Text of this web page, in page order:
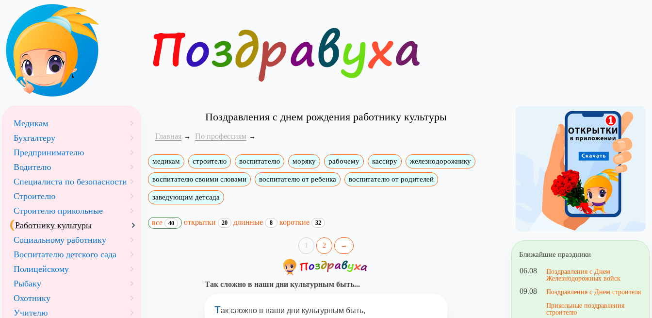
Поздравления с днем рождения работнику культуры
Главная По профессиям
медикам строителю воспитателю моряку рабочему кассиру железнодорожнику
воспитателю своими словами воспитателю от ребенка воспитателю от родителей
заведующим детсада
все 40 открытки 20 длинные 8 короткие 32
1 2 →
Так сложно в наши дни культурным быть...
Так сложно в наши дни культурным быть,
Медикам
Бухгалтеру
Предпринимателю
Водителю
Специалиста по безопасности
Строителю
Строителю прикольные
Работнику культуры
Социальному работнику
Воспитателю детского сада
Полицейскому
Рыбаку
Охотнику
Учителю
Ближайшие праздники
06.08
Поздравления с Днем
Железнодорожных войск
09.08
Поздравления с Днем строителя
Прикольные поздравления
строителю